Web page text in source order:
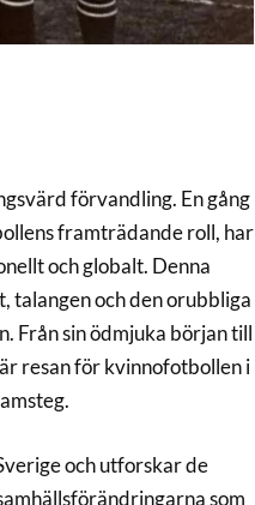
förvandling. En gång
framträdande roll, har
och globalt. Denna
talangen och den orubbliga
Från sin ödmjuka början till
resan för kvinnofotbollen i
och utforskar de
som